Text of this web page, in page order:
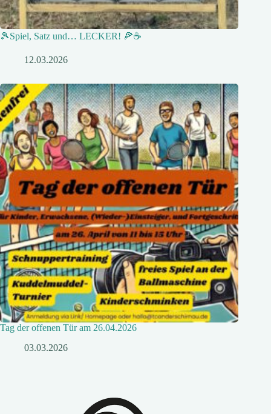
🎾Spiel, Satz und… LECKER! 🍕☕
12.03.2026
Tag der offenen Tür am 26.04.2026
03.03.2026